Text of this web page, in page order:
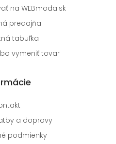
na WEBmoda.sk
predajňa
tabuľka
vymeniť tovar
a dopravy
podmienky